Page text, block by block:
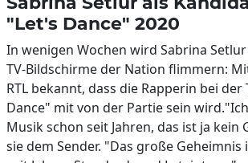
"Let's Dance" 2020
In wenigen Wochen wird Sabrina
TV-Bildschirme der Nation flimmern:
RTL bekannt, dass die Rapperin bei der
Dance" mit von der Partie sein
Musik schon seit Jahren, das ist ja kein
sie dem Sender. "Das große